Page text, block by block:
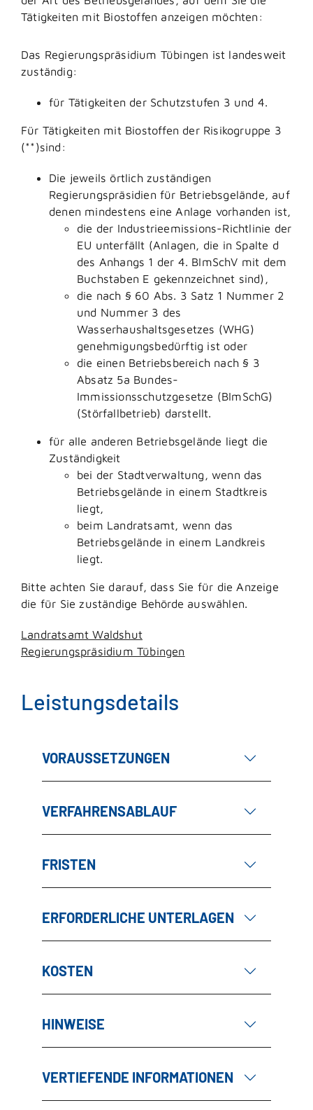
Tätigkeiten mit Biostoffen anzeigen möchten:
Das Regierungspräsidium Tübingen ist landesweit
zuständig:
für Tätigkeiten der Schutzstufen 3 und 4.
Für Tätigkeiten mit Biostoffen der Risikogruppe 3
(**)sind:
Die jeweils örtlich zuständigen
Regierungspräsidien für Betriebsgelände, auf
denen mindestens eine Anlage vorhanden ist,
die der Industrieemissions-Richtlinie der
EU unterfällt (Anlagen, die in Spalte d
des Anhangs 1 der 4. BImSchV mit dem
Buchstaben E gekennzeichnet sind),
die nach § 60 Abs. 3 Satz 1 Nummer 2
und Nummer 3 des
Wasserhaushaltsgesetzes (WHG)
genehmigungsbedürftig ist oder
die einen Betriebsbereich nach § 3
Absatz 5a Bundes-
Immissionsschutzgesetze (BImSchG)
(Störfallbetrieb) darstellt.
für alle anderen Betriebsgelände liegt die
Zuständigkeit
bei der Stadtverwaltung, wenn das
Betriebsgelände in einem Stadtkreis
liegt,
beim Landratsamt, wenn das
Betriebsgelände in einem Landkreis
liegt.
Bitte achten Sie darauf, dass Sie für die Anzeige
die für Sie zuständige Behörde auswählen.
Landratsamt Waldshut
Regierungspräsidium Tübingen
Leistungsdetails
VORAUSSETZUNGEN
VERFAHRENSABLAUF
FRISTEN
ERFORDERLICHE UNTERLAGEN
KOSTEN
HINWEISE
VERTIEFENDE INFORMATIONEN